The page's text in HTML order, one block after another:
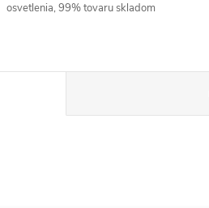
osvetlenia, 99% tovaru skladom